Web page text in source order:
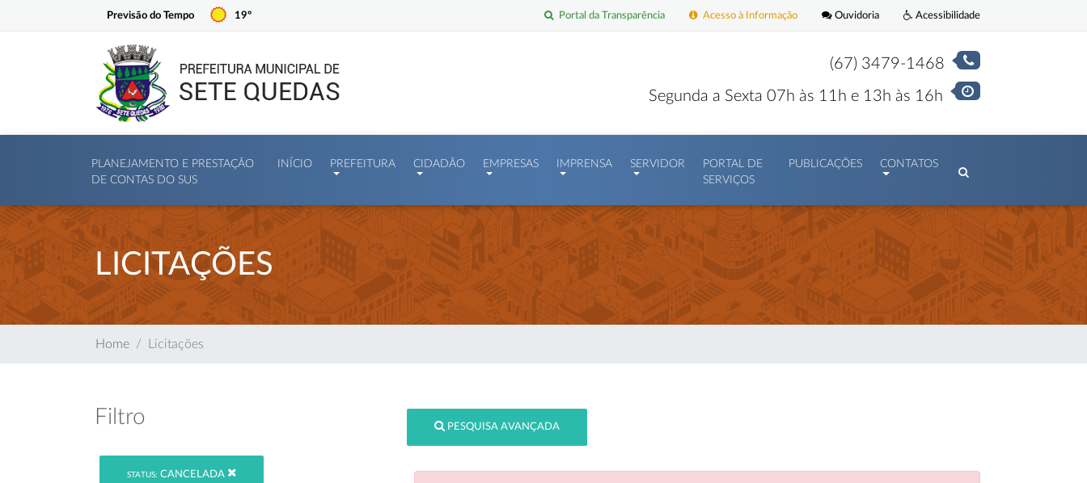
Previsão do Tempo 19º Acessibilidade
Ouvidoria
Acesso à Informação
Portal da Transparência
(67) 3479-1468
Segunda a Sexta 07h às 11h e 13h às 16h
PLANEJAMENTO E PRESTAÇÃO
DE CONTAS DO SUS
INÍCIO PREFEITURA CIDADÃO EMPRESAS IMPRENSA SERVIDOR
PORTAL DE
SERVIÇOS
PUBLICAÇÕES CONTATOS
LICITAÇÕES
Home Licitações
Filtro
STATUS: CANCELADA
PESQUISA AVANÇADA